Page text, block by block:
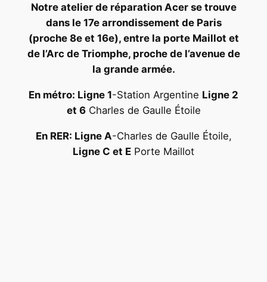
Notre atelier de réparation Acer se trouve
dans le 17e arrondissement de Paris
(proche 8e et 16e), entre la porte Maillot et
de l’Arc de Triomphe, proche de l’avenue de
la grande armée.
En métro: Ligne 1-Station Argentine Ligne 2
et 6Charles de Gaulle Étoile
En RER: Ligne A-Charles de Gaulle Étoile,
Ligne C et E Porte Maillot